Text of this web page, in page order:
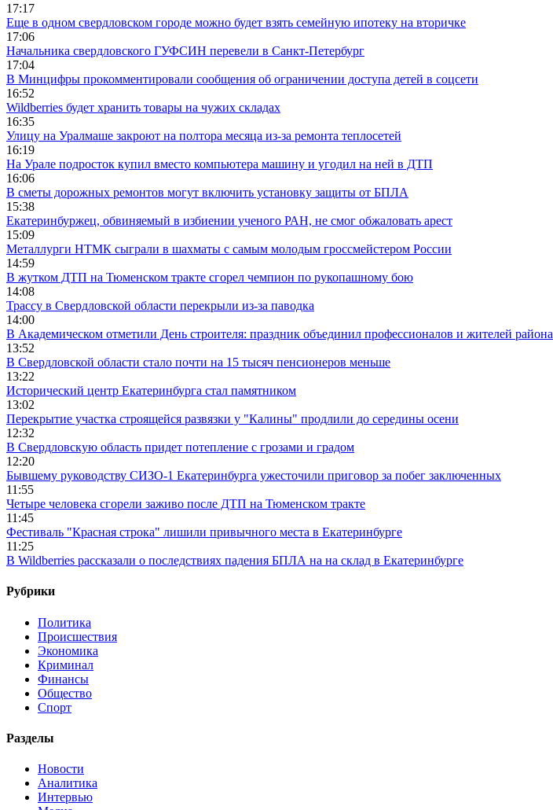
17:17
Еще в одном свердловском городе можно будет взять семейную ипотеку на вторичке
17:06
Начальника свердловского ГУФСИН перевели в Санкт-Петербург
17:04
В Минцифры прокомментировали сообщения об ограничении доступа детей в соцсети
16:52
Wildberries будет хранить товары на чужих складах
16:35
Улицу на Уралмаше закроют на полтора месяца из-за ремонта теплосетей
16:19
На Урале подросток купил вместо компьютера машину и угодил на ней в ДТП
16:06
В сметы дорожных ремонтов могут включить установку защиты от БПЛА
15:38
Екатеринбуржец, обвиняемый в избиении ученого РАН, не смог обжаловать арест
15:09
Металлурги НТМК сыграли в шахматы с самым молодым гроссмейстером России
14:59
В жутком ДТП на Тюменском тракте сгорел чемпион по рукопашному бою
14:08
Трассу в Свердловской области перекрыли из-за паводка
14:00
В Академическом отметили День строителя: праздник объединил профессионалов и жителей района
13:52
В Свердловской области стало почти на 15 тысяч пенсионеров меньше
13:22
Исторический центр Екатеринбурга стал памятником
13:02
Перекрытие участка строящейся развязки у "Калины" продлили до середины осени
12:32
В Свердловскую область придет потепление с грозами и градом
12:20
Бывшему руководству СИЗО-1 Екатеринбурга ужесточили приговор за побег заключенных
11:55
Четыре человека сгорели заживо после ДТП на Тюменском тракте
11:45
Фестиваль "Красная строка" лишили привычного места в Екатеринбурге
11:25
В Wildberries рассказали о последствиях падения БПЛА на на склад в Екатеринбурге
Рубрики
Политика
Происшествия
Экономика
Криминал
Финансы
Общество
Спорт
Разделы
Новости
Аналитика
Интервью